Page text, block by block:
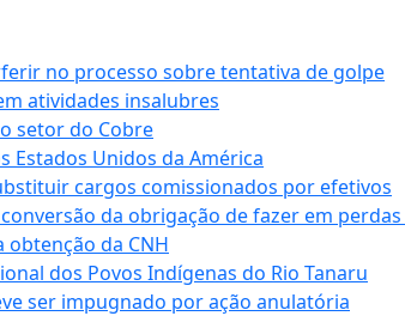
no processo sobre tentativa de golpe
atividades insalubres
setor do Cobre
Estados Unidos da América
cargos comissionados por efetivos
da obrigação de fazer em perdas
da CNH
dos Povos Indígenas do Rio Tanaru
ser impugnado por ação anulatória